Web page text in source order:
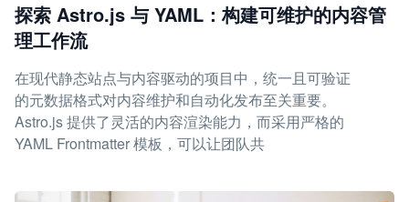
探索 Astro.js 与 YAML：构建可维护的内容管
理工作流
在现代静态站点与内容驱动的项目中，统一且可验证
的元数据格式对内容维护和自动化发布至关重要。
Astro.js 提供了灵活的内容渲染能力，而采用严格的
YAML Frontmatter 模板，可以让团队共